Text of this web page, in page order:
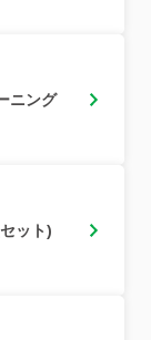
ニング
ット)